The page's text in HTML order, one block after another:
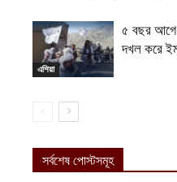
এশিয়া
৫ বছর আগে
দখল করে
সর্বশেষ পোস্টসমূহ